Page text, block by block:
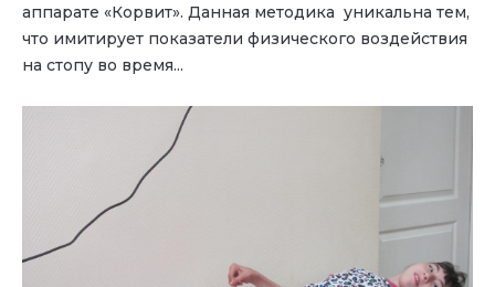
аппарате «Корвит». Данная методика уникальна тем,
что имитирует показатели физического воздействия
на стопу во время...